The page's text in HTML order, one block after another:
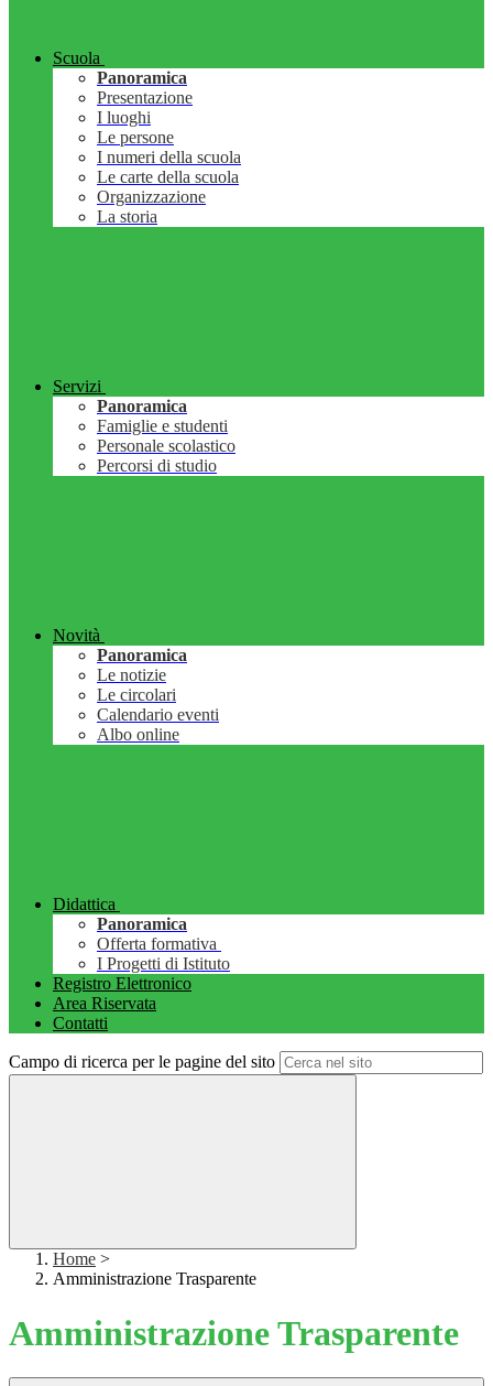
Scuola
Panoramica
Presentazione
I luoghi
Le persone
I numeri della scuola
Le carte della scuola
Organizzazione
La storia
Servizi
Panoramica
Famiglie e studenti
Personale scolastico
Percorsi di studio
Novità
Panoramica
Le notizie
Le circolari
Calendario eventi
Albo online
Didattica
Panoramica
Offerta formativa
I Progetti di Istituto
Registro Elettronico
Area Riservata
Contatti
Campo di ricerca per le pagine del sito
Home >
Amministrazione Trasparente
Amministrazione Trasparente